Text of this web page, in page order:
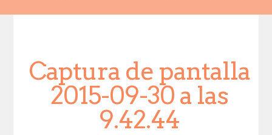
Captura de pantalla
2015-09-30 a las
9.42.44